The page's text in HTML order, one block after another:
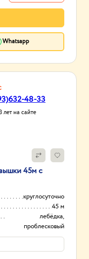
Whatsapp
48-33
лет на сайте
45м с
круглосуточно
45 м
лебёдка,
проблесковый
маячок.